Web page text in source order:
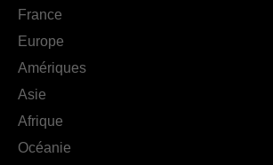
France
Europe
Amériques
Asie
Afrique
Océanie